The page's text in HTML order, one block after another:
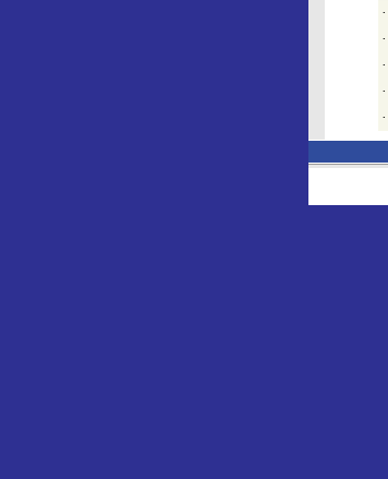
·
·
·
·
·